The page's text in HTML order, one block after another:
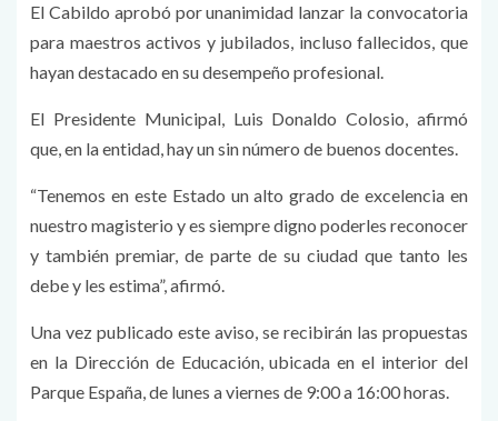
El Cabildo aprobó por unanimidad lanzar la convocatoria
para maestros activos y jubilados, incluso fallecidos, que
hayan destacado en su desempeño profesional.
El Presidente Municipal, Luis Donaldo Colosio, afirmó
que, en la entidad, hay un sin número de buenos docentes.
“Tenemos en este Estado un alto grado de excelencia en
nuestro magisterio y es siempre digno poderles reconocer
y también premiar, de parte de su ciudad que tanto les
debe y les estima”, afirmó.
Una vez publicado este aviso, se recibirán las propuestas
en la Dirección de Educación, ubicada en el interior del
Parque España, de lunes a viernes de 9:00 a 16:00 horas.